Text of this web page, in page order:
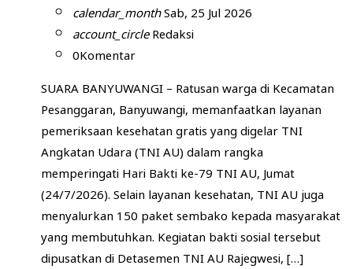
calendar_monthSab, 25 Jul 2026
account_circleRedaksi
0Komentar
SUARA BANYUWANGI – Ratusan warga di Kecamatan
Pesanggaran, Banyuwangi, memanfaatkan layanan
pemeriksaan kesehatan gratis yang digelar TNI
Angkatan Udara (TNI AU) dalam rangka
memperingati Hari Bakti ke-79 TNI AU, Jumat
(24/7/2026). Selain layanan kesehatan, TNI AU juga
menyalurkan 150 paket sembako kepada masyarakat
yang membutuhkan. Kegiatan bakti sosial tersebut
dipusatkan di Detasemen TNI AU Rajegwesi, […]